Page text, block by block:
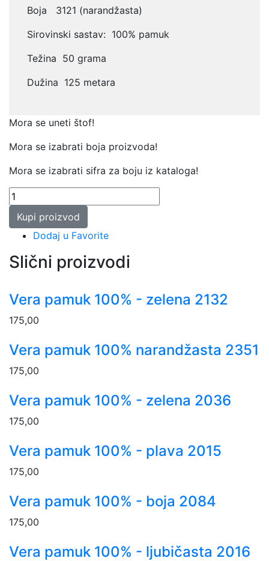
Boja 3121 (narandžasta)
Sirovinski sastav: 100% pamuk
Težina 50 grama
Dužina 125 metara
Mora se uneti štof!
Mora se izabrati boja proizvoda!
Mora se izabrati sifra za boju iz kataloga!
Kupi proizvod
Dodaj u Favorite
Slični proizvodi
Vera pamuk 100% - zelena 2132
175,00
Vera pamuk 100% narandžasta 2351
175,00
Vera pamuk 100% - zelena 2036
175,00
Vera pamuk 100% - plava 2015
175,00
Vera pamuk 100% - boja 2084
175,00
Vera pamuk 100% - ljubičasta 2016